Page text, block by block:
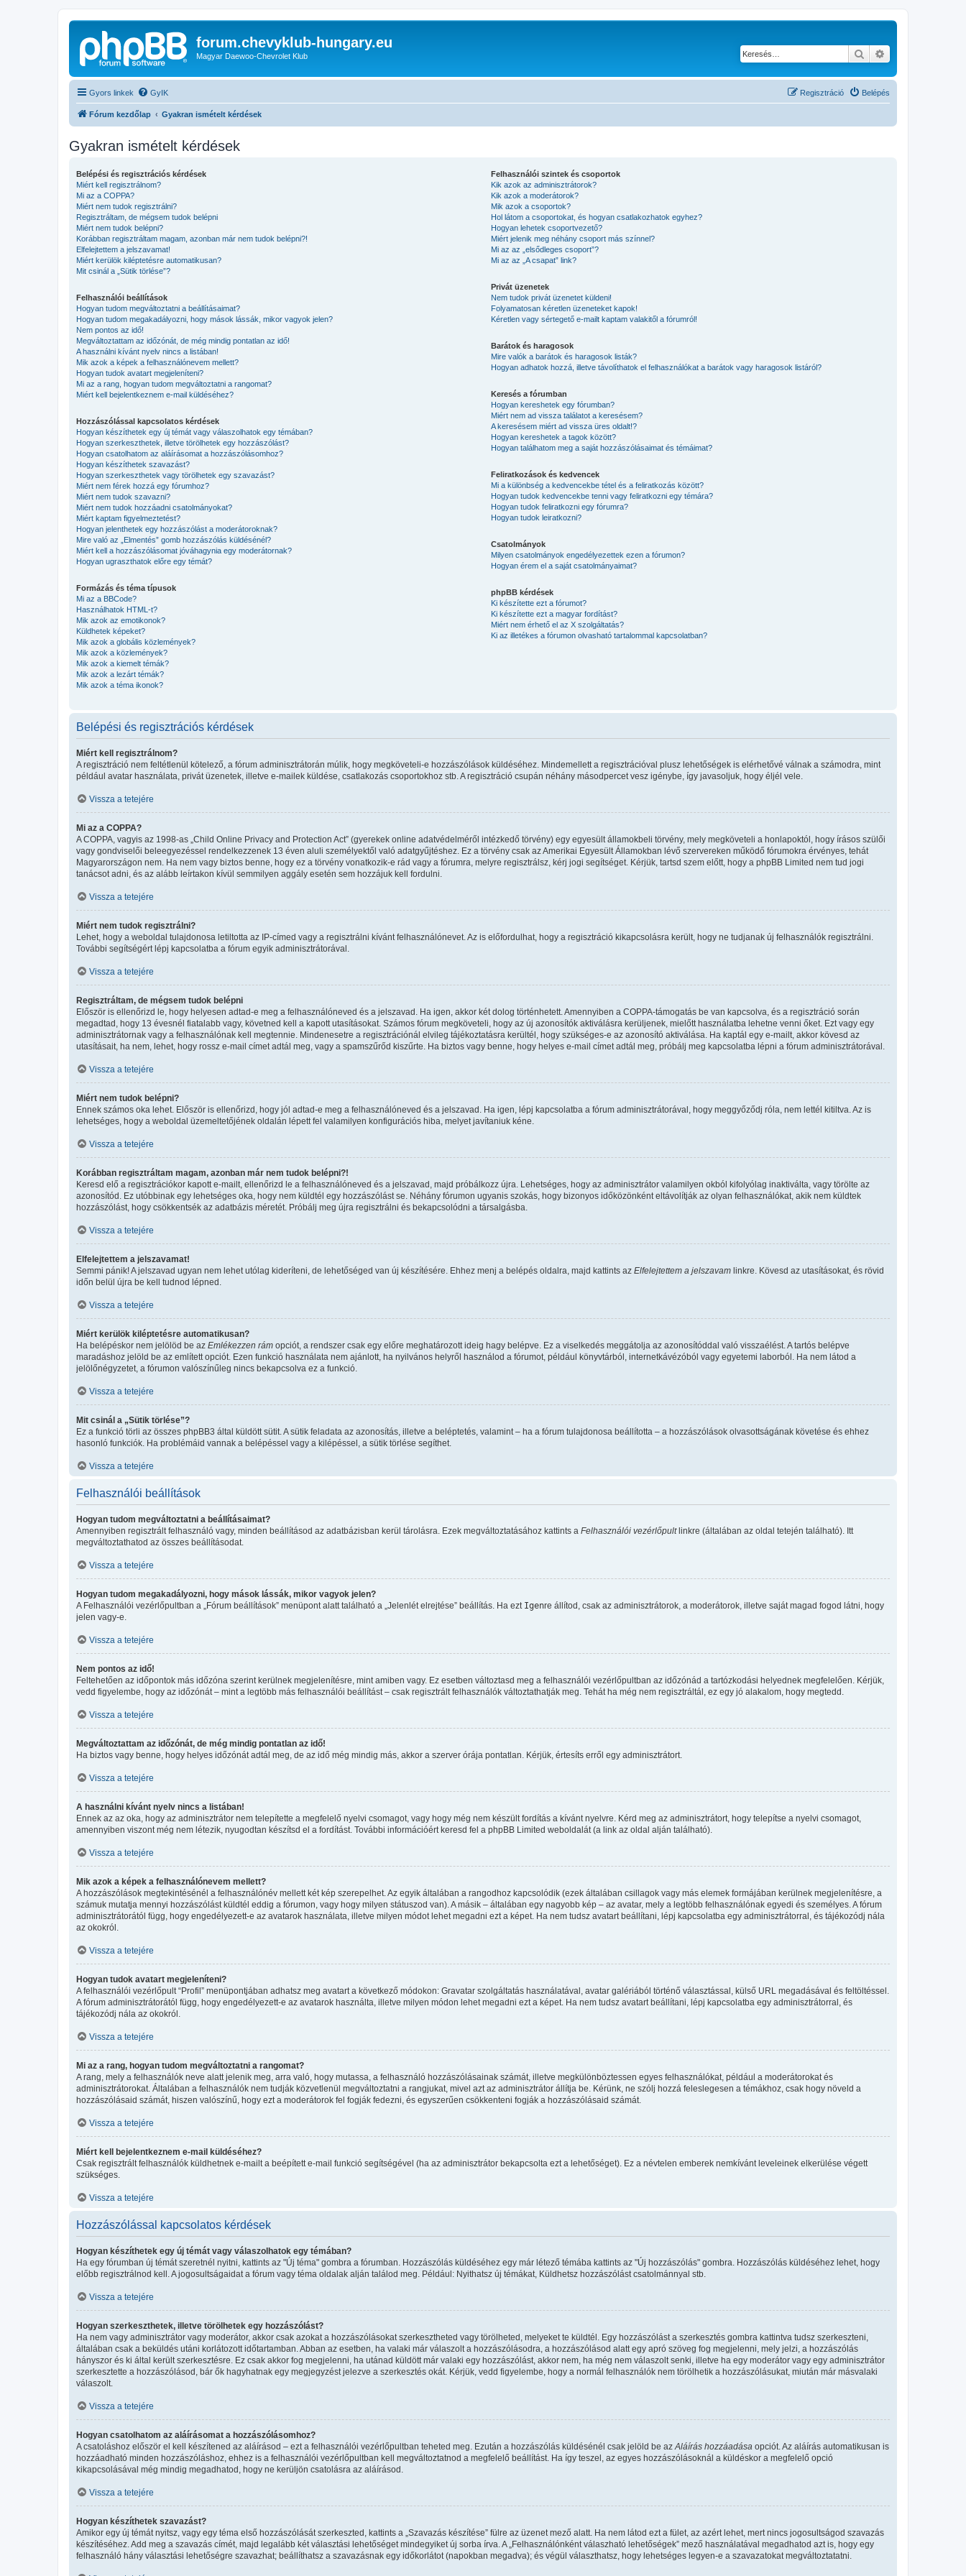
forum.chevyklub-hungary.eu
Magyar Daewoo-Chevrolet Klub Keresés
Gyors linkek GyIK Belépés
Regisztráció
Fórum kezdőlap Gyakran ismételt kérdések
Gyakran ismételt kérdések
Belépési és regisztrációs kérdések
Miért kell regisztrálnom?
Mi az a COPPA?
Miért nem tudok regisztrálni?
Regisztráltam, de mégsem tudok belépni
Miért nem tudok belépni?
Korábban regisztráltam magam, azonban már nem tudok belépni?!
Elfelejtettem a jelszavamat!
Miért kerülök kiléptetésre automatikusan?
Mit csinál a „Sütik törlése”?
Felhasználói beállítások
Hogyan tudom megváltoztatni a beállításaimat?
Hogyan tudom megakadályozni, hogy mások lássák, mikor vagyok jelen?
Nem pontos az idő!
Megváltoztattam az időzónát, de még mindig pontatlan az idő!
A használni kívánt nyelv nincs a listában!
Mik azok a képek a felhasználónevem mellett?
Hogyan tudok avatart megjeleníteni?
Mi az a rang, hogyan tudom megváltoztatni a rangomat?
Miért kell bejelentkeznem e-mail küldéséhez?
Hozzászólással kapcsolatos kérdések
Hogyan készíthetek egy új témát vagy válaszolhatok egy témában?
Hogyan szerkeszthetek, illetve törölhetek egy hozzászólást?
Hogyan csatolhatom az aláírásomat a hozzászólásomhoz?
Hogyan készíthetek szavazást?
Hogyan szerkeszthetek vagy törölhetek egy szavazást?
Miért nem férek hozzá egy fórumhoz?
Miért nem tudok szavazni?
Miért nem tudok hozzáadni csatolmányokat?
Miért kaptam figyelmeztetést?
Hogyan jelenthetek egy hozzászólást a moderátoroknak?
Mire való az „Elmentés” gomb hozzászólás küldésénél?
Miért kell a hozzászólásomat jóváhagynia egy moderátornak?
Hogyan ugraszthatok előre egy témát?
Formázás és téma típusok
Mi az a BBCode?
Használhatok HTML-t?
Mik azok az emotikonok?
Küldhetek képeket?
Mik azok a globális közlemények?
Mik azok a közlemények?
Mik azok a kiemelt témák?
Mik azok a lezárt témák?
Mik azok a téma ikonok?
Felhasználói szintek és csoportok
Kik azok az adminisztrátorok?
Kik azok a moderátorok?
Mik azok a csoportok?
Hol látom a csoportokat, és hogyan csatlakozhatok egyhez?
Hogyan lehetek csoportvezető?
Miért jelenik meg néhány csoport más színnel?
Mi az az „elsődleges csoport”?
Mi az az „A csapat” link?
Privát üzenetek
Nem tudok privát üzenetet küldeni!
Folyamatosan kéretlen üzeneteket kapok!
Kéretlen vagy sértegető e-mailt kaptam valakitől a fórumról!
Barátok és haragosok
Mire valók a barátok és haragosok listák?
Hogyan adhatok hozzá, illetve távolíthatok el felhasználókat a barátok vagy haragosok listáról?
Keresés a fórumban
Hogyan kereshetek egy fórumban?
Miért nem ad vissza találatot a keresésem?
A keresésem miért ad vissza üres oldalt!?
Hogyan kereshetek a tagok között?
Hogyan találhatom meg a saját hozzászólásaimat és témáimat?
Feliratkozások és kedvencek
Mi a különbség a kedvencekbe tétel és a feliratkozás között?
Hogyan tudok kedvencekbe tenni vagy feliratkozni egy témára?
Hogyan tudok feliratkozni egy fórumra?
Hogyan tudok leiratkozni?
Csatolmányok
Milyen csatolmányok engedélyezettek ezen a fórumon?
Hogyan érem el a saját csatolmányaimat?
phpBB kérdések
Ki készítette ezt a fórumot?
Ki készítette ezt a magyar fordítást?
Miért nem érhető el az X szolgáltatás?
Ki az illetékes a fórumon olvasható tartalommal kapcsolatban?
Belépési és regisztrációs kérdések
Miért kell regisztrálnom?
A regisztráció nem feltétlenül kötelező, a fórum adminisztrátorán múlik, hogy megköveteli-e hozzászólások küldéséhez. Mindemellett a regisztrációval plusz lehetőségek is elérhetővé válnak a számodra, mint
például avatar használata, privát üzenetek, illetve e-mailek küldése, csatlakozás csoportokhoz stb. A regisztráció csupán néhány másodpercet vesz igénybe, így javasoljuk, hogy éljél vele.
Vissza a tetejére
Mi az a COPPA?
A COPPA, vagyis az 1998-as „Child Online Privacy and Protection Act” (gyerekek online adatvédelméről intézkedő törvény) egy egyesült államokbeli törvény, mely megköveteli a honlapoktól, hogy írásos szülői
vagy gondviselői beleegyezéssel rendelkezzenek 13 éven aluli személyektől való adatgyűjtéshez. Ez a törvény csak az Amerikai Egyesült Államokban lévő szervereken működő fórumokra érvényes, tehát
Magyarországon nem. Ha nem vagy biztos benne, hogy ez a törvény vonatkozik-e rád vagy a fórumra, melyre regisztrálsz, kérj jogi segítséget. Kérjük, tartsd szem előtt, hogy a phpBB Limited nem tud jogi
tanácsot adni, és az alább leírtakon kívül semmilyen aggály esetén sem hozzájuk kell fordulni.
Vissza a tetejére
Miért nem tudok regisztrálni?
Lehet, hogy a weboldal tulajdonosa letiltotta az IP-címed vagy a regisztrálni kívánt felhasználónevet. Az is előfordulhat, hogy a regisztráció kikapcsolásra került, hogy ne tudjanak új felhasználók regisztrálni.
További segítségért lépj kapcsolatba a fórum egyik adminisztrátorával.
Vissza a tetejére
Regisztráltam, de mégsem tudok belépni
Először is ellenőrizd le, hogy helyesen adtad-e meg a felhasználóneved és a jelszavad. Ha igen, akkor két dolog történhetett. Amennyiben a COPPA-támogatás be van kapcsolva, és a regisztráció során
megadtad, hogy 13 évesnél fiatalabb vagy, követned kell a kapott utasításokat. Számos fórum megköveteli, hogy az új azonosítók aktiválásra kerüljenek, mielőtt használatba lehetne venni őket. Ezt vagy egy
adminisztrátornak vagy a felhasználónak kell megtennie. Mindenesetre a regisztrációnál elvileg tájékoztatásra kerültél, hogy szükséges-e az azonosító aktiválása. Ha kaptál egy e-mailt, akkor kövesd az
utasításait, ha nem, lehet, hogy rossz e-mail címet adtál meg, vagy a spamszűrőd kiszűrte. Ha biztos vagy benne, hogy helyes e-mail címet adtál meg, próbálj meg kapcsolatba lépni a fórum adminisztrátorával.
Vissza a tetejére
Miért nem tudok belépni?
Ennek számos oka lehet. Először is ellenőrizd, hogy jól adtad-e meg a felhasználóneved és a jelszavad. Ha igen, lépj kapcsolatba a fórum adminisztrátorával, hogy meggyőződj róla, nem lettél kitiltva. Az is
lehetséges, hogy a weboldal üzemeltetőjének oldalán lépett fel valamilyen konfigurációs hiba, melyet javítaniuk kéne.
Vissza a tetejére
Korábban regisztráltam magam, azonban már nem tudok belépni?!
Keresd elő a regisztrációkor kapott e-mailt, ellenőrizd le a felhasználóneved és a jelszavad, majd próbálkozz újra. Lehetséges, hogy az adminisztrátor valamilyen okból kifolyólag inaktiválta, vagy törölte az
azonosítód. Ez utóbbinak egy lehetséges oka, hogy nem küldtél egy hozzászólást se. Néhány fórumon ugyanis szokás, hogy bizonyos időközönként eltávolítják az olyan felhasználókat, akik nem küldtek
hozzászólást, hogy csökkentsék az adatbázis méretét. Próbálj meg újra regisztrálni és bekapcsolódni a társalgásba.
Vissza a tetejére
Elfelejtettem a jelszavamat!
Semmi pánik! A jelszavad ugyan nem lehet utólag kideríteni, de lehetőséged van új készítésére. Ehhez menj a belépés oldalra, majd kattints az Elfelejtettem a jelszavam linkre. Kövesd az utasításokat, és rövid
időn belül újra be kell tudnod lépned.
Vissza a tetejére
Miért kerülök kiléptetésre automatikusan?
Ha belépéskor nem jelölöd be az Emlékezzen rám opciót, a rendszer csak egy előre meghatározott ideig hagy belépve. Ez a viselkedés meggátolja az azonosítóddal való visszaélést. A tartós belépve
maradáshoz jelöld be az említett opciót. Ezen funkció használata nem ajánlott, ha nyilvános helyről használod a fórumot, például könyvtárból, internetkávézóból vagy egyetemi laborból. Ha nem látod a
jelölőnégyzetet, a fórumon valószínűleg nincs bekapcsolva ez a funkció.
Vissza a tetejére
Mit csinál a „Sütik törlése”?
Ez a funkció törli az összes phpBB3 által küldött sütit. A sütik feladata az azonosítás, illetve a beléptetés, valamint – ha a fórum tulajdonosa beállította – a hozzászólások olvasottságának követése és ehhez
hasonló funkciók. Ha problémáid vannak a belépéssel vagy a kilépéssel, a sütik törlése segíthet.
Vissza a tetejére
Felhasználói beállítások
Hogyan tudom megváltoztatni a beállításaimat?
Amennyiben regisztrált felhasználó vagy, minden beállításod az adatbázisban kerül tárolásra. Ezek megváltoztatásához kattints a Felhasználói vezérlőpultlinkre (általában az oldal tetején található). Itt
megváltoztathatod az összes beállításodat.
Vissza a tetejére
Hogyan tudom megakadályozni, hogy mások lássák, mikor vagyok jelen?
A Felhasználói vezérlőpultban a „Fórum beállítások” menüpont alatt található a „Jelenlét elrejtése” beállítás. Ha ezt Igenre állítod, csak az adminisztrátorok, a moderátorok, illetve saját magad fogod látni, hogy
jelen vagy-e.
Vissza a tetejére
Nem pontos az idő!
Feltehetően az időpontok más időzóna szerint kerülnek megjelenítésre, mint amiben vagy. Ez esetben változtasd meg a felhasználói vezérlőpultban az időzónád a tartózkodási helyednek megfelelően. Kérjük,
vedd figyelembe, hogy az időzónát – mint a legtöbb más felhasználói beállítást – csak regisztrált felhasználók változtathatják meg. Tehát ha még nem regisztráltál, ez egy jó alakalom, hogy megtedd.
Vissza a tetejére
Megváltoztattam az időzónát, de még mindig pontatlan az idő!
Ha biztos vagy benne, hogy helyes időzónát adtál meg, de az idő még mindig más, akkor a szerver órája pontatlan. Kérjük, értesíts erről egy adminisztrátort.
Vissza a tetejére
A használni kívánt nyelv nincs a listában!
Ennek az az oka, hogy az adminisztrátor nem telepítette a megfelelő nyelvi csomagot, vagy hogy még nem készült fordítás a kívánt nyelvre. Kérd meg az adminisztrátort, hogy telepítse a nyelvi csomagot,
amennyiben viszont még nem létezik, nyugodtan készítsd el a fordítást. További információért keresd fel a phpBB Limited weboldalát (a link az oldal alján található).
Vissza a tetejére
Mik azok a képek a felhasználónevem mellett?
A hozzászólások megtekintésénél a felhasználónév mellett két kép szerepelhet. Az egyik általában a rangodhoz kapcsolódik (ezek általában csillagok vagy más elemek formájában kerülnek megjelenítésre, a
számuk mutatja mennyi hozzászólást küldtél eddig a fórumon, vagy hogy milyen státuszod van). A másik – általában egy nagyobb kép – az avatar, mely a legtöbb felhasználónak egyedi és személyes. A fórum
adminisztrátorától függ, hogy engedélyezett-e az avatarok használata, illetve milyen módot lehet megadni ezt a képet. Ha nem tudsz avatart beállítani, lépj kapcsolatba egy adminisztrátorral, és tájékozódj nála
az okokról.
Vissza a tetejére
Hogyan tudok avatart megjeleníteni?
A felhasználói vezérlőpult “Profil” menüpontjában adhatsz meg avatart a következő módokon: Gravatar szolgáltatás használatával, avatar galériából történő választással, külső URL megadásával és feltöltéssel.
A fórum adminisztrátorától függ, hogy engedélyezett-e az avatarok használta, illetve milyen módon lehet megadni ezt a képet. Ha nem tudsz avatart beállítani, lépj kapcsolatba egy adminisztrátorral, és
tájékozódj nála az okokról.
Vissza a tetejére
Mi az a rang, hogyan tudom megváltoztatni a rangomat?
A rang, mely a felhasználók neve alatt jelenik meg, arra való, hogy mutassa, a felhasználó hozzászólásainak számát, illetve megkülönböztessen egyes felhasználókat, például a moderátorokat és
adminisztrátorokat. Általában a felhasználók nem tudják közvetlenül megváltoztatni a rangjukat, mivel azt az adminisztrátor állítja be. Kérünk, ne szólj hozzá feleslegesen a témákhoz, csak hogy növeld a
hozzászólásaid számát, hiszen valószínű, hogy ezt a moderátorok fel fogják fedezni, és egyszerűen csökkenteni fogják a hozzászólásaid számát.
Vissza a tetejére
Miért kell bejelentkeznem e-mail küldéséhez?
Csak regisztrált felhasználók küldhetnek e-mailt a beépített e-mail funkció segítségével (ha az adminisztrátor bekapcsolta ezt a lehetőséget). Ez a névtelen emberek nemkívánt leveleinek elkerülése végett
szükséges.
Vissza a tetejére
Hozzászólással kapcsolatos kérdések
Hogyan készíthetek egy új témát vagy válaszolhatok egy témában?
Ha egy fórumban új témát szeretnél nyitni, kattints az "Új téma" gombra a fórumban. Hozzászólás küldéséhez egy már létező témába kattints az "Új hozzászólás" gombra. Hozzászólás küldéséhez lehet, hogy
előbb regisztrálnod kell. A jogosultságaidat a fórum vagy téma oldalak alján találod meg. Például: Nyithatsz új témákat, Küldhetsz hozzászólást csatolmánnyal stb.
Vissza a tetejére
Hogyan szerkeszthetek, illetve törölhetek egy hozzászólást?
Ha nem vagy adminisztrátor vagy moderátor, akkor csak azokat a hozzászólásokat szerkesztheted vagy törölheted, melyeket te küldtél. Egy hozzászólást a szerkesztés gombra kattintva tudsz szerkeszteni,
általában csak a beküldés utáni korlátozott időtartamban. Abban az esetben, ha valaki már válaszolt a hozzászólásodra, a hozzászólásod alatt egy apró szöveg fog megjelenni, mely jelzi, a hozzászólás
hányszor és ki által került szerkesztésre. Ez csak akkor fog megjelenni, ha utánad küldött már valaki egy hozzászólást, akkor nem, ha még nem válaszolt senki, illetve ha egy moderátor vagy egy adminisztrátor
szerkesztette a hozzászólásod, bár ők hagyhatnak egy megjegyzést jelezve a szerkesztés okát. Kérjük, vedd figyelembe, hogy a normál felhasználók nem törölhetik a hozzászólásukat, miután már másvalaki
válaszolt.
Vissza a tetejére
Hogyan csatolhatom az aláírásomat a hozzászólásomhoz?
A csatoláshoz először el kell készítened az aláírásod – ezt a felhasználói vezérlőpultban teheted meg. Ezután a hozzászólás küldésénél csak jelöld be az Aláírás hozzáadása opciót. Az aláírás automatikusan is
hozzáadható minden hozzászóláshoz, ehhez is a felhasználói vezérlőpultban kell megváltoztatnod a megfelelő beállítást. Ha így teszel, az egyes hozzászólásoknál a küldéskor a megfelelő opció
kikapcsolásával még mindig megadhatod, hogy ne kerüljön csatolásra az aláírásod.
Vissza a tetejére
Hogyan készíthetek szavazást?
Amikor egy új témát nyitsz, vagy egy téma első hozzászólását szerkeszted, kattints a „Szavazás készítése” fülre az üzenet mező alatt. Ha nem látod ezt a fület, az azért lehet, mert nincs jogosultságod szavazás
készítéséhez. Add meg a szavazás címét, majd legalább két választási lehetőséget mindegyiket új sorba írva. A „Felhasználónként válaszható lehetőségek” mező használatával megadhatod azt is, hogy egy
felhasználó hány választási lehetőségre szavazhat; beállíthatsz a szavazásnak egy időkorlátot (napokban megadva); és végül választhatsz, hogy lehetséges legyen-e a szavazatokat megváltoztatatni.